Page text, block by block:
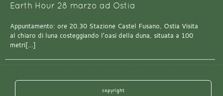
Earth Hour 28 marzo ad Ostia
Appuntamento: ore 20.30 Stazione Castel Fusano, Ostia Visita
al chiaro di luna costeggiando l’oasi della duna, situata a 100
metri[…]
copyright